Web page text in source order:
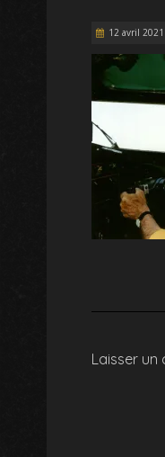
12 avril 2021
Laisser un